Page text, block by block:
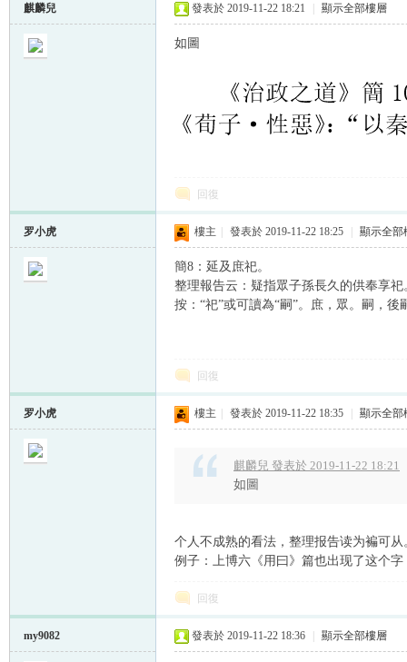
麒麟兒 發表於 2019-11-22 18:21 顯示全部樓層
如圖
回復
罗小虎 樓主 發表於 2019-11-22 18:25 顯示全部
簡8：延及庶祀。
整理報告云：疑指眾子孫長久的供奉享祀
按：“祀”或可讀為“嗣”。庶，眾。嗣，後
回復
罗小虎 樓主 發表於 2019-11-22 18:35 顯示全部
麒麟兒 發表於 2019-11-22 18:21
如圖
个人不成熟的看法，整理报告读为褊可
例子：上博六《用曰》篇也出现了这个
回復
my9082 發表於 2019-11-22 18:36 顯示全部樓層